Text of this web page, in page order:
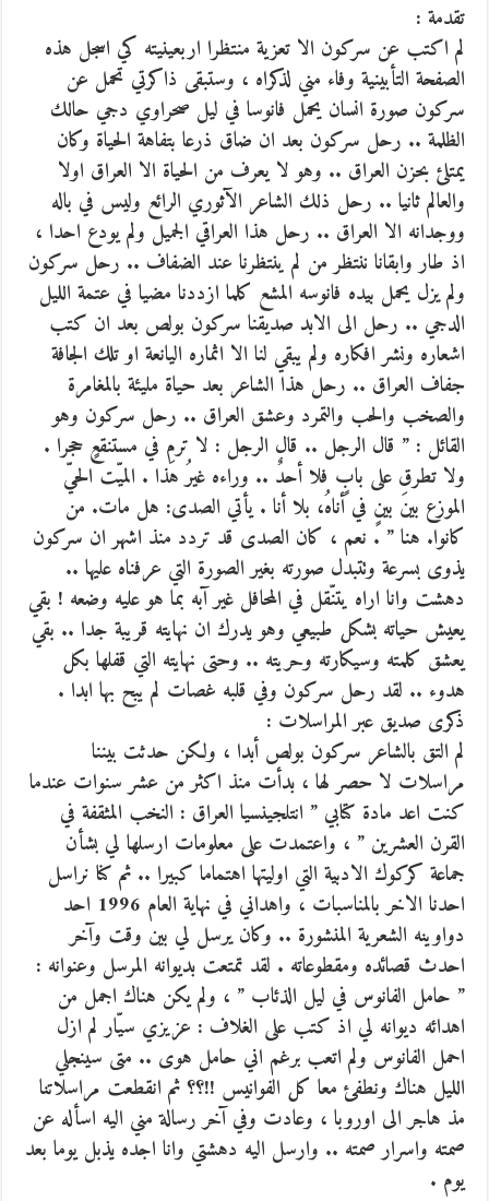
تقدمة :
لم اكتب عن سركون الا تعزية منتظرا اربعينيته كي اسجل هذه
الصفحة التأبينية وفاء مني لذكراه ، وستبقى ذاكرتي تحمل عن
سركون صورة انسان يحمل فانوسا في ليل صحراوي دجي حالك
الظلمة .. رحل سركون بعد ان ضاق ذرعا بتفاهة الحياة وكان
يمتلئ بحزن العراق .. وهو لا يعرف من الحياة الا العراق اولا
والعالم ثانيا .. رحل ذلك الشاعر الآثوري الرائع وليس في باله
ووجدانه الا العراق .. رحل هذا العراقي الجميل ولم يودع احدا ،
اذ طار وابقانا ننتظر من لم ينتظرنا عند الضفاف .. رحل سركون
ولم يزل يحمل بيده فانوسه المشع كلما ازددنا مضيا في عتمة الليل
الدجي .. رحل الى الابد صديقنا سركون بولص بعد ان كتب
اشعاره ونشر افكاره ولم يبقي لنا الا اثماره اليانعة او تلك الجافة
جفاف العراق .. رحل هذا الشاعر بعد حياة مليئة بالمغامرة
والصخب والحب والتمرد وعشق العراق .. رحل سركون وهو
القائل : ” قال الرجل .. قال الرجل : لا ترمِ في مستنقعٍ حجرا .
ولا تطرق على بابٍ فلا أحدٌ .. وراءه غيرُ هذا . الميّت الحيّ
الموزع بينَ بينٍ في أناهُ، بلا أنا . يأتي الصدى: هل مات. من
كانوا. هنا ” . نعم ، كان الصدى قد تردد منذ اشهر ان سركون
يذوى بسرعة وتتبدل صورته بغير الصورة التي عرفناه عليها ..
دهشت وانا اراه يتنّقل في المحافل غير آبه بما هو عليه وضعه ! بقي
يعيش حياته بشكل طبيعي وهو يدرك ان نهايته قريبة جدا .. بقي
يعشق كلمته وسيكارته وحريته .. وحتى نهايته التي قفلها بكل
هدوء .. لقد رحل سركون وفي قلبه غصات لم يبح بها ابدا .
ذكرى صديق عبر المراسلات :
لم التق بالشاعر سركون بولص أبدا ، ولكن حدثت بيننا
مراسلات لا حصر لها ، بدأت منذ اكثر من عشر سنوات عندما
كنت اعد مادة كتابي ” انتلجينسيا العراق : النخب المثقفة في
القرن العشرين ” ، واعتمدت على معلومات ارسلها لي بشأن
جماعة كركوك الادبية التي اوليتها اهتماما كبيرا .. ثم كنا نراسل
احدنا الاخر بالمناسبات ، واهداني في نهاية العام 1996 احد
دواوينه الشعرية المنشورة .. وكان يرسل لي بين وقت وآخر
احدث قصائده ومقطوعاته . لقد تمتعت بديوانه المرسل وعنوانه :
” حامل الفانوس في ليل الذئاب ” ، ولم يكن هناك اجمل من
اهدائه ديوانه لي اذ كتب على الغلاف : عزيزي سيّار لم ازل
احمل الفانوس ولم اتعب برغم اني حامل هوى .. متى سينجلي
الليل هناك ونطفئ معا كل الفوانيس !!؟؟ ثم انقطعت مراسلاتنا
مذ هاجر الى اوروبا ، وعادت وفي آخر رسالة مني اليه اسأله عن
صمته واسرار صمته .. وارسل اليه دهشتي وانا اجده يذبل يوما بعد
يوم .